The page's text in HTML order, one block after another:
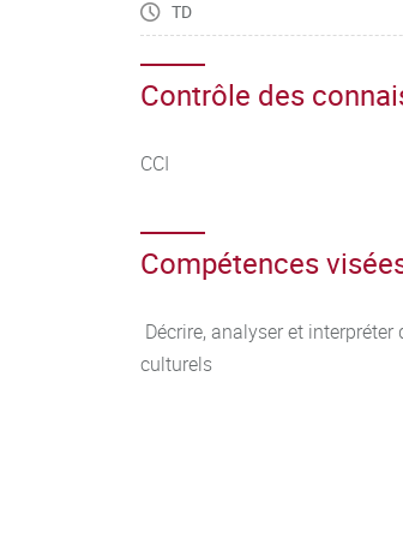
TD
Contrôle des
CCI
Compétences
Décrire, analyser et
culturels